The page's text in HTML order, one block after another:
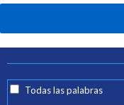
Todas las palabras